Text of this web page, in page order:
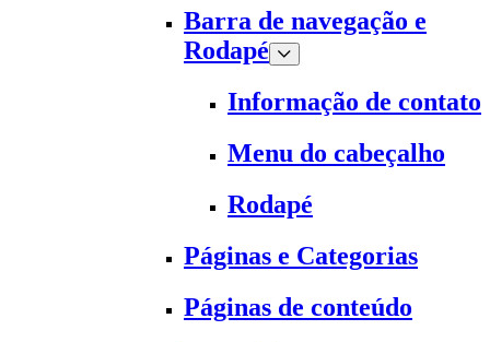
Barra de navegação e
Rodapé
Informação de contato
Menu do cabeçalho
Rodapé
Páginas e Categorias
Páginas de conteúdo